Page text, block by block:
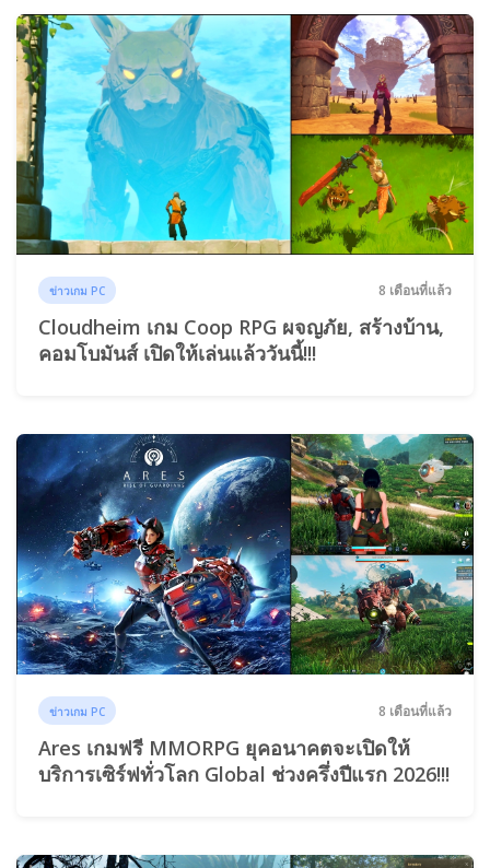
ข่าวเกม PC 8 เดือนที่แล้ว
Cloudheim เกม Coop RPG ผจญภัย, สร้างบ้าน,
คอมโบมันส์ เปิดให้เล่นแล้ววันนี้!!!
ข่าวเกม PC 8 เดือนที่แล้ว
Ares เกมฟรี MMORPG ยุคอนาคตจะเปิดให้
บริการเซิร์ฟทั่วโลก Global ช่วงครึ่งปีแรก 2026!!!